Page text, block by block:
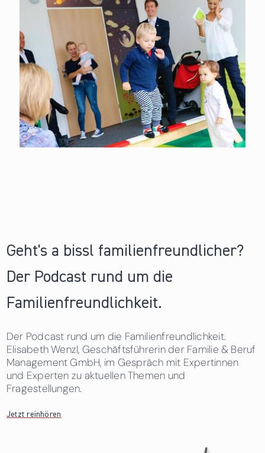
Geht's a bissl familienfreundlicher?
Der Podcast rund um die
Familienfreundlichkeit.
Der Podcast rund um die Familienfreundlichkeit.
Elisabeth Wenzl, Geschäftsführerin der Familie & Beruf
Management GmbH, im Gespräch mit Expertinnen
und Experten zu aktuellen Themen und
Fragestellungen.
Jetzt reinhören